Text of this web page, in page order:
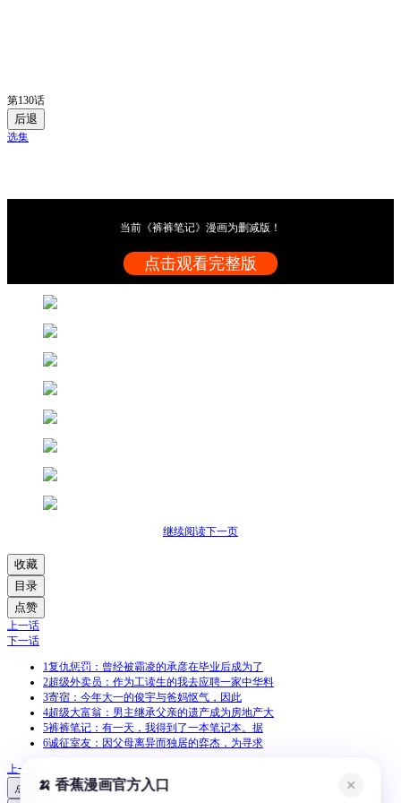
第130话
后退
选集
当前《裤裤笔记》漫画为删减版！
点击观看完整版
继续阅读下一页
收藏
目录
点赞
上一话
下一话
1复仇惩罚：曾经被霸凌的承彦在毕业后成为了
2超级外卖员：作为工读生的我去应聘一家中华料
3寄宿：今年大一的俊宇与爸妈怄气，因此
4超级大富翁：男主继承父亲的遗产成为房地产大
5裤裤笔记：有一天，我得到了一本笔记本。据
6诚征室友：因父母离异而独居的弈杰，为寻求
上一话
点赞
🍌 香蕉漫画官方入口 ✕